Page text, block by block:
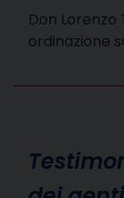
Don
ordinazione